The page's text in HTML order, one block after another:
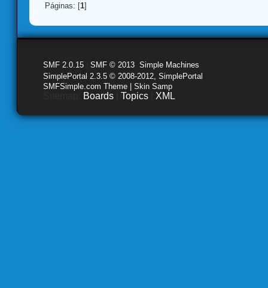
Páginas: [1]
SMF 2.0.15 SMF © 2013 Simple Machines
SimplePortal 2.3.5 © 2008-2012, SimplePortal
SMFSimple.com Theme | Skin Samp
Boards Topics XML